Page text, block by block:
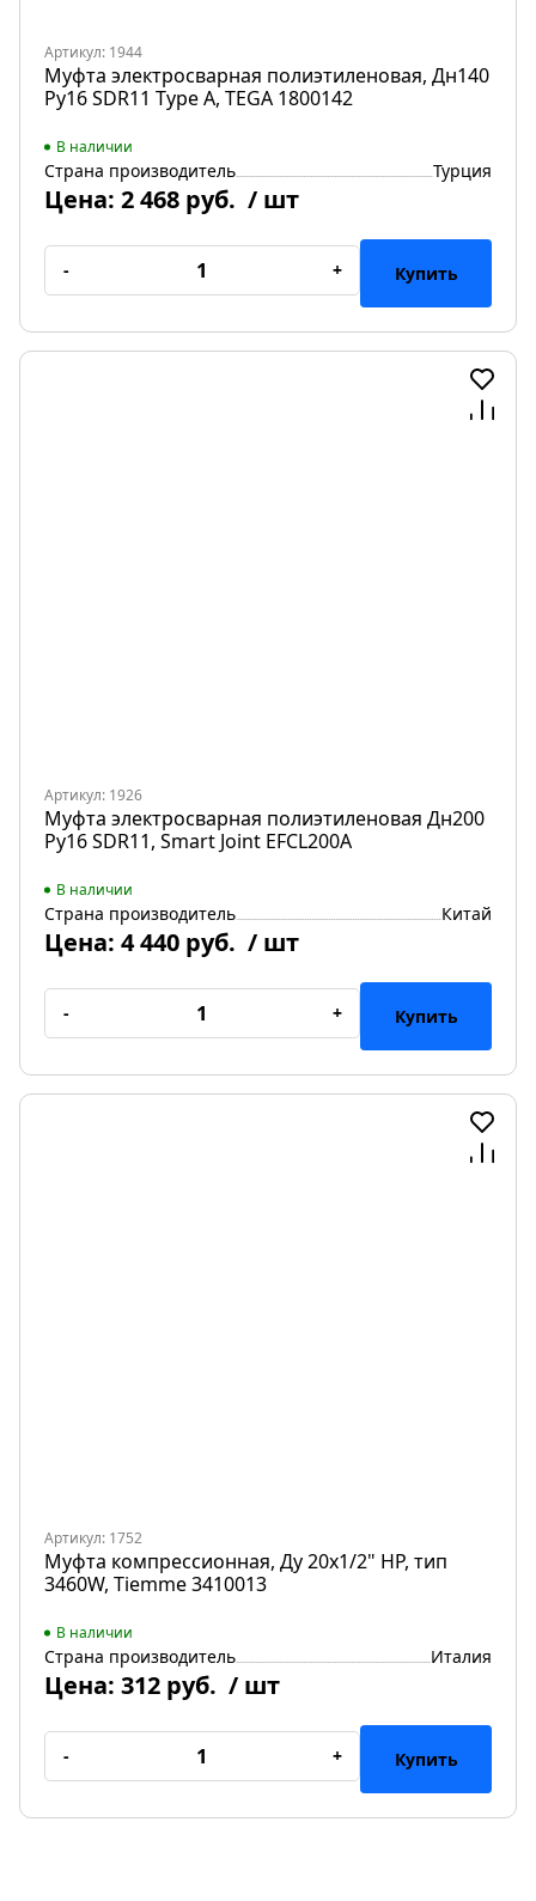
Артикул: 1944
Муфта электросварная полиэтиленовая, Дн140
Ру16 SDR11 Type A, TEGA 1800142
В наличии
Страна производитель Турция
Цена: 2 468 руб. / шт
- + Купить
Артикул: 1926
Муфта электросварная полиэтиленовая Дн200
Ру16 SDR11, Smart Joint EFCL200A
В наличии
Страна производитель Китай
Цена: 4 440 руб. / шт
- + Купить
Артикул: 1752
Муфта компрессионная, Ду 20x1/2" НР, тип
3460W, Tiemme 3410013
В наличии
Страна производитель Италия
Цена: 312 руб. / шт
- + Купить